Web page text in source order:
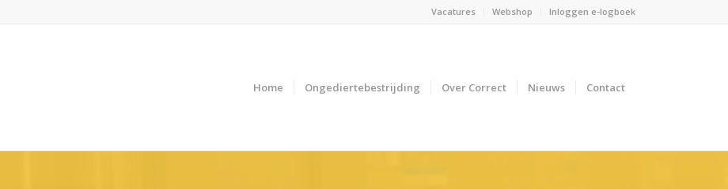
Vacatures Webshop Inloggen e-logboek
Home Ongediertebestrijding Over Correct Nieuws Contact